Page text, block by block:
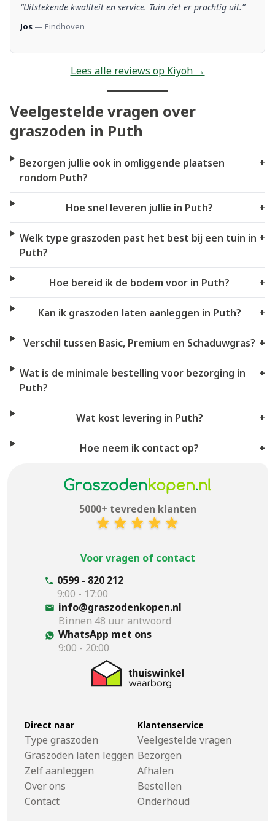
“Uitstekende kwaliteit en service. Tuin ziet er prachtig uit.”
Jos — Eindhoven
Lees alle reviews op Kiyoh →
Veelgestelde vragen over
graszoden in Puth
Bezorgen jullie ook in omliggende plaatsen
rondom Puth?
+
Hoe snel leveren jullie in Puth? +
Welk type graszoden past het best bij een tuin in
Puth?
+
Hoe bereid ik de bodem voor in Puth? +
Kan ik graszoden laten aanleggen in Puth? +
Verschil tussen Basic, Premium en Schaduwgras? +
Wat is de minimale bestelling voor bezorging in
Puth?
+
Wat kost levering in Puth? +
Hoe neem ik contact op? +
5000+ tevreden klanten
Voor vragen of contact
0599 - 820 212
9:00 - 17:00
info@graszodenkopen.nl
Binnen 48 uur antwoord
WhatsApp met ons
9:00 - 20:00
Direct naar
Type graszoden
Graszoden laten leggen
Zelf aanleggen
Over ons
Contact
Klantenservice
Veelgestelde vragen
Bezorgen
Afhalen
Bestellen
Onderhoud